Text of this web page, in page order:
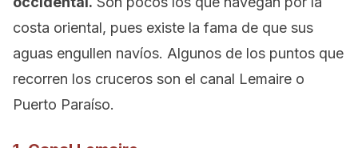
costa oriental, pues existe la fama de que sus
aguas engullen navíos. Algunos de los puntos que
recorren los cruceros son el canal Lemaire o
Puerto Paraíso.